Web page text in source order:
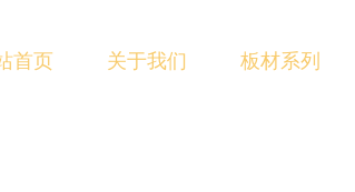
首页 关于我们 板材系列